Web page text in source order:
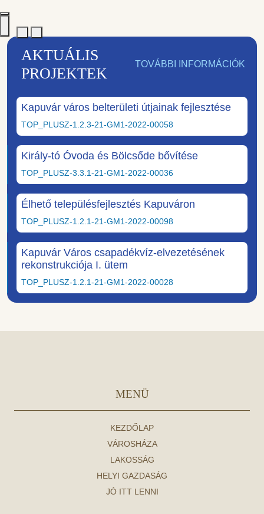
AKTUÁLIS
PROJEKTEK
TOVÁBBI INFORMÁCIÓK
Kapuvár város belterületi útjainak fejlesztése
TOP_PLUSZ-1.2.3-21-GM1-2022-00058
Király-tó Óvoda és Bölcsőde bővítése
TOP_PLUSZ-3.3.1-21-GM1-2022-00036
Élhető településfejlesztés Kapuváron
TOP_PLUSZ-1.2.1-21-GM1-2022-00098
Kapuvár Város csapadékvíz-elvezetésének
rekonstrukciója I. ütem
TOP_PLUSZ-1.2.1-21-GM1-2022-00028
MENÜ
KEZDŐLAP
VÁROSHÁZA
LAKOSSÁG
HELYI GAZDASÁG
JÓ ITT LENNI